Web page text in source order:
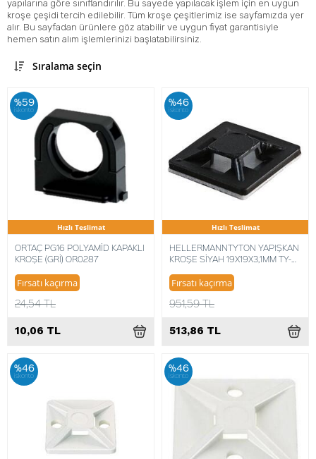
yapılarına göre sınıflandırılır. Bu sayede yapılacak işlem için en uygun
kroşe çeşidi tercih edilebilir. Tüm kroşe çeşitlerimiz ise sayfamızda yer
alır. Bu sayfadan ürünlere göz atabilir ve uygun fiyat garantisiyle
hemen satın alım işlemlerinizi başlatabilirsiniz.
Sıralama seçin
%59
iskonto
Hızlı Teslimat
ORTAÇ PG16 POLYAMİD KAPAKLI
KROŞE (GRİ) OR0287
Fırsatı kaçırma
24,54 TL
10,06 TL
%46
iskonto
Hızlı Teslimat
HELLERMANNTYTON YAPIŞKAN
KROŞE SİYAH 19X19X3,1MM TY-
Fırsatı kaçırma
951,59 TL
513,86 TL
%46
iskonto
%46
iskonto